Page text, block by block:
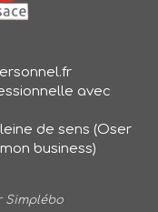
avec
de sens (Oser
business)
Simplébo